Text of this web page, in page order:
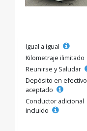
Igual a igual
Kilometraje ilimitado
Reunirse y Saludar
Depósito en efectivo
aceptado
Conductor adicional
incluido